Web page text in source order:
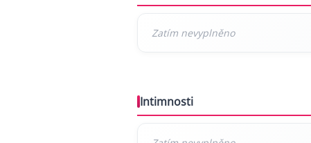
Intimnosti